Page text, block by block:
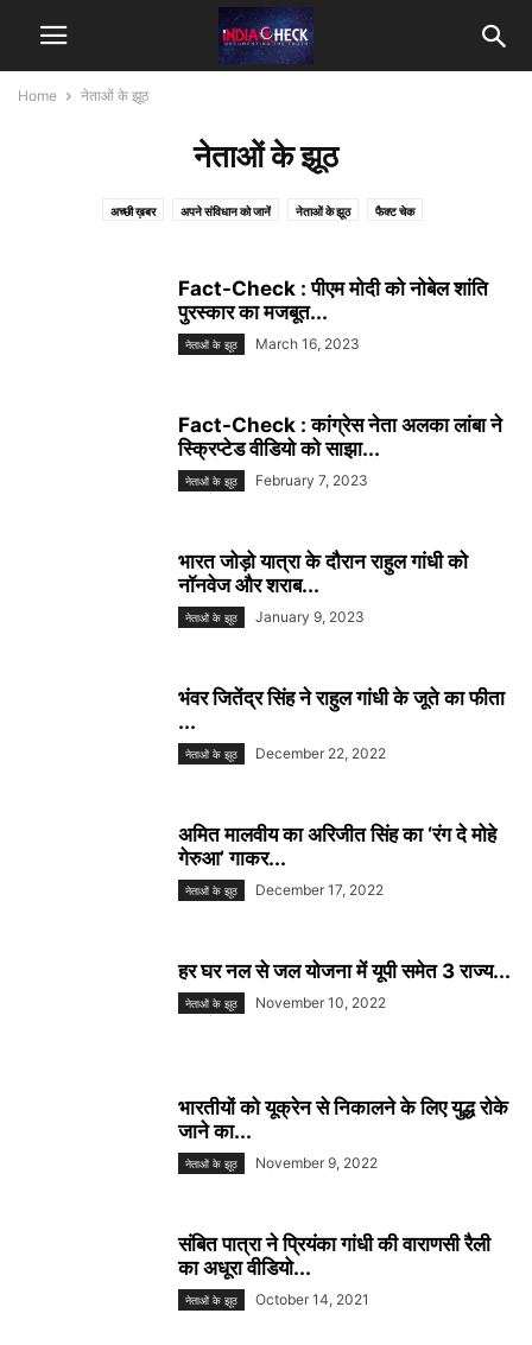
Home नेताओं के झूठ
नेताओं के झूठ
अच्छी ख़बर अपने संविधान को जानें नेताओं के झूठ फैक्ट चेक
Fact-Check : पीएम मोदी को नोबेल शांति
पुरस्कार का मजबूत...
नेताओं के झूठ March 16, 2023
Fact-Check : कांग्रेस नेता अलका लांबा ने
स्क्रिप्टेड वीडियो को साझा...
नेताओं के झूठ February 7, 2023
भारत जोड़ो यात्रा के दौरान राहुल गांधी को
नॉनवेज और शराब...
नेताओं के झूठ January 9, 2023
भंवर जितेंद्र सिंह ने राहुल गांधी के जूते का फीता
...
नेताओं के झूठ December 22, 2022
अमित मालवीय का अरिजीत सिंह का ‘रंग दे मोहे
गेरुआ’ गाकर...
नेताओं के झूठ December 17, 2022
हर घर नल से जल योजना में यूपी समेत 3 राज्य...
नेताओं के झूठ November 10, 2022
भारतीयों को यूक्रेन से निकालने के लिए युद्ध रोके
जाने का...
नेताओं के झूठ November 9, 2022
संबित पात्रा ने प्रियंका गांधी की वाराणसी रैली
का अधूरा वीडियो...
नेताओं के झूठ October 14, 2021